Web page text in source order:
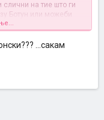
на тие што ги
Ботун или можеби
на Беласица
таа вест ќе биде
...сакам